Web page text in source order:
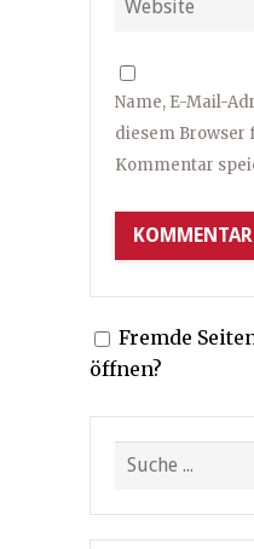
Name, E-Mail-
diesem Browser
Kommentar
Fremde
öffnen?